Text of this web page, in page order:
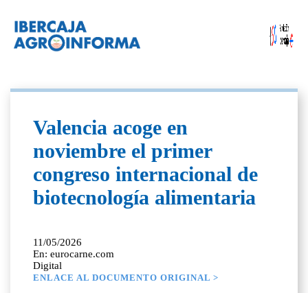
Valencia acoge en
noviembre el primer
congreso internacional de
biotecnología alimentaria
11/05/2026
En: eurocarne.com
Digital
ENLACE AL DOCUMENTO ORIGINAL >